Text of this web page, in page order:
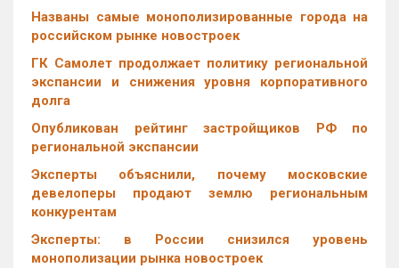
Названы самые монополизированные города на
российском рынке новостроек
ГК Самолет продолжает политику региональной
экспансии и снижения уровня корпоративного
долга
Опубликован рейтинг застройщиков РФ по
региональной экспансии
Эксперты объяснили, почему московские
девелоперы продают землю региональным
конкурентам
Эксперты: в России снизился уровень
монополизации рынка новостроек